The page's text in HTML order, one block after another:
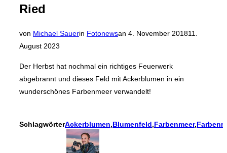
Ried
von Michael Sauerin Fotonewsan Veröffentlicht
4. November 201811.
August 2023
Der Herbst hat nochmal ein richtiges Feuerwerk
abgebrannt und dieses Feld mit Ackerblumen in ein
wunderschönes Farbenmeer verwandelt!
SchlagwörterAckerblumen,Blumenfeld,Farbenmeer,